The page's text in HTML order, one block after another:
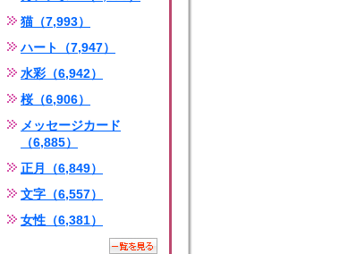
猫（7,993）
ハート（7,947）
水彩（6,942）
桜（6,906）
メッセージカード
（6,885）
正月（6,849）
文字（6,557）
女性（6,381）